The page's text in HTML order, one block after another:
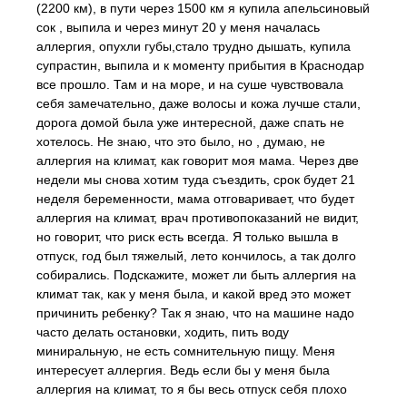
(2200 км), в пути через 1500 км я купила апельсиновый
сок , выпила и через минут 20 у меня началась
аллергия, опухли губы,стало трудно дышать, купила
супрастин, выпила и к моменту прибытия в Краснодар
все прошло. Там и на море, и на суше чувствовала
себя замечательно, даже волосы и кожа лучше стали,
дорога домой была уже интересной, даже спать не
хотелось. Не знаю, что это было, но , думаю, не
аллергия на климат, как говорит моя мама. Через две
недели мы снова хотим туда съездить, срок будет 21
неделя беременности, мама отговаривает, что будет
аллергия на климат, врач противопоказаний не видит,
но говорит, что риск есть всегда. Я только вышла в
отпуск, год был тяжелый, лето кончилось, а так долго
собирались. Подскажите, может ли быть аллергия на
климат так, как у меня была, и какой вред это может
причинить ребенку? Так я знаю, что на машине надо
часто делать остановки, ходить, пить воду
миниральную, не есть сомнительную пищу. Меня
интересует аллергия. Ведь если бы у меня была
аллергия на климат, то я бы весь отпуск себя плохо